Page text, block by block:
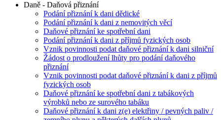
Daně - Daňová přiznání
Podání přiznání k dani dědické
Podání přiznání k dani z nemovitých věcí
Daňové přiznání ke spotřební dani
Podání přiznání k dani z příjmů fyzických osob
Vznik povinnosti podat daňové přiznání k dani silniční
Žádost o prodloužení lhůty pro podání daňového
přiznání
Vznik povinnosti podat daňové přiznání k dani z příjmů
fyzických osob
Daňové přiznání ke spotřební dani z tabákových
výrobků nebo ze surového tabáku
Daňové přiznání k dani z(e) elektřiny / pevných paliv /